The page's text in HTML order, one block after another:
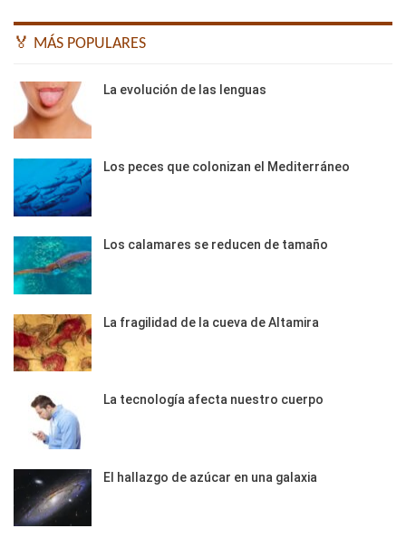
🏅 MÁS POPULARES
La evolución de las lenguas
Los peces que colonizan el Mediterráneo
Los calamares se reducen de tamaño
La fragilidad de la cueva de Altamira
La tecnología afecta nuestro cuerpo
El hallazgo de azúcar en una galaxia